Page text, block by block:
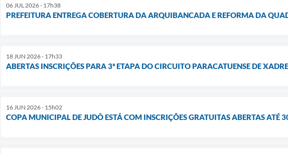
06 JUL 2026 - 17h38
PREFEITURA ENTREGA COBERTURA DA ARQUIBANCADA E REFORMA DA
18 JUN 2026 - 17h33
ABERTAS INSCRIÇÕES PARA 3ª ETAPA DO CIRCUITO PARACATUENSE DE
16 JUN 2026 - 15h02
COPA MUNICIPAL DE JUDÔ ESTÁ COM INSCRIÇÕES GRATUITAS ABERTAS ATÉ